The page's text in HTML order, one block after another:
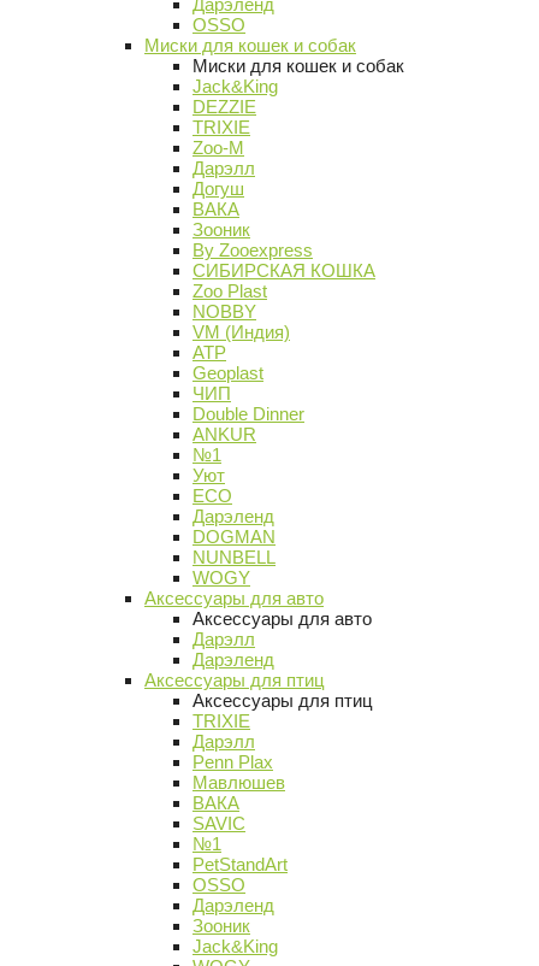
Дарэленд
OSSO
Миски для кошек и собак
Миски для кошек и собак
Jack&King
DEZZIE
TRIXIE
Zoo-M
Дарэлл
Догуш
ВАКА
Зооник
By Zooexpress
СИБИРСКАЯ КОШКА
Zoo Plast
NOBBY
VM (Индия)
АТР
Geoplast
ЧИП
Double Dinner
ANKUR
№1
Уют
ECO
Дарэленд
DOGMAN
NUNBELL
WOGY
Аксессуары для авто
Аксессуары для авто
Дарэлл
Дарэленд
Аксессуары для птиц
Аксессуары для птиц
TRIXIE
Дарэлл
Penn Plax
Мавлюшев
ВАКА
SAVIC
№1
PetStandArt
OSSO
Дарэленд
Зооник
Jack&King